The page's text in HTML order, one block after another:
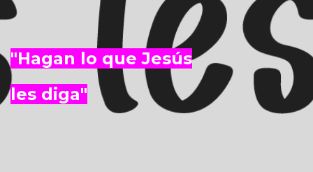
"Hagan lo que Jesús
les diga"